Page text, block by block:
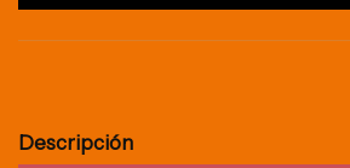
Descripción